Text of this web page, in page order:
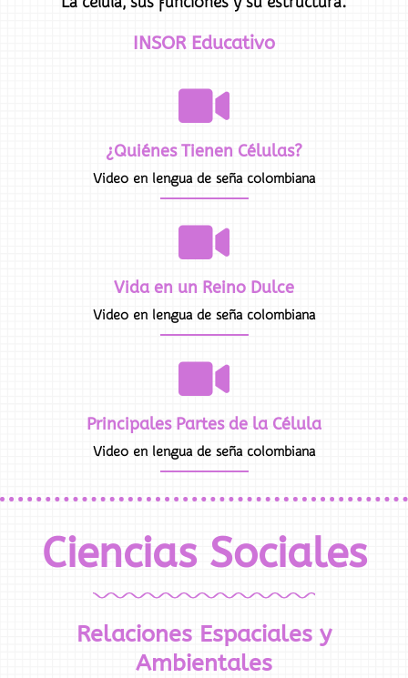
INSOR Educativo
¿Quiénes Tienen Células?
Video en lengua de seña colombiana
Vida en un Reino Dulce
Video en lengua de seña colombiana
Principales Partes de la Célula
Video en lengua de seña colombiana
Ciencias Sociales
Relaciones Espaciales y
Ambientales